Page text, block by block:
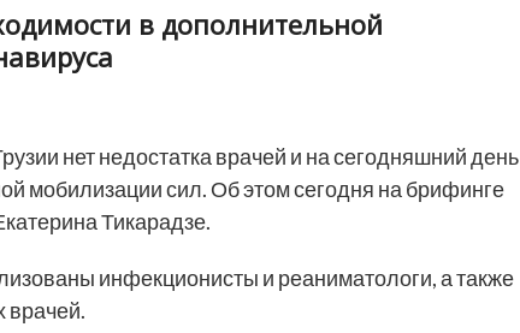
в дополнительной
нет недостатка врачей и на сегодняшний день
мобилизации сил. Об этом сегодня на брифинге
Тикарадзе.
инфекционисты и реаниматологи, а также
врачей.